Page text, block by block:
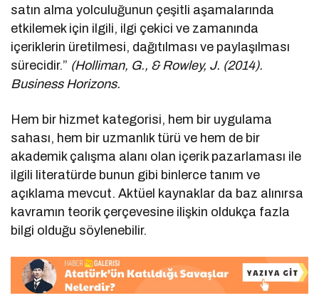
satın alma yolculuğunun çeşitli aşamalarında
etkilemek için ilgili, ilgi çekici ve zamanında
içeriklerin üretilmesi, dağıtılması ve paylaşılması
sürecidir.” (Holliman, G., & Rowley, J. (2014).
Business Horizons.
Hem bir hizmet kategorisi, hem bir uygulama
sahası, hem bir uzmanlık türü ve hem de bir
akademik çalışma alanı olan içerik pazarlaması ile
ilgili literatürde bunun gibi binlerce tanım ve
açıklama mevcut. Aktüel kaynaklar da baz alınırsa
kavramın teorik çerçevesine ilişkin oldukça fazla
bilgi olduğu söylenebilir.